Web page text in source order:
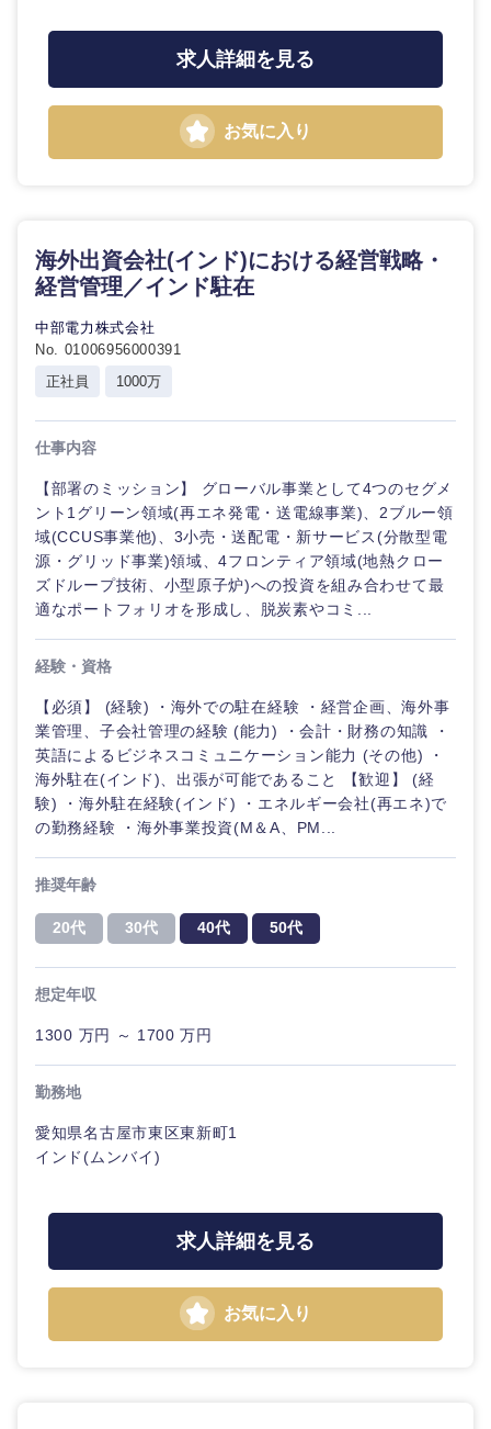
求人詳細を見る
お気に入り
海外出資会社(インド)における経営戦略・
経営管理／インド駐在
中部電力株式会社
No. 01006956000391
正社員
1000万
仕事内容
【部署のミッション】 グローバル事業として4つのセグメ
ント1グリーン領域(再エネ発電・送電線事業)、2ブルー領
域(CCUS事業他)、3小売・送配電・新サービス(分散型電
源・グリッド事業)領域、4フロンティア領域(地熱クロー
ズドループ技術、小型原子炉)への投資を組み合わせて最
適なポートフォリオを形成し、脱炭素やコミ...
経験・資格
【必須】 (経験) ・海外での駐在経験 ・経営企画、海外事
業管理、子会社管理の経験 (能力) ・会計・財務の知識 ・
英語によるビジネスコミュニケーション能力 (その他) ・
海外駐在(インド)、出張が可能であること 【歓迎】 (経
験) ・海外駐在経験(インド) ・エネルギー会社(再エネ)で
の勤務経験 ・海外事業投資(M＆A、PM...
推奨年齢
20代 30代 40代 50代
想定年収
1300 万円 ～ 1700 万円
勤務地
愛知県名古屋市東区東新町1
インド(ムンバイ)
求人詳細を見る
お気に入り